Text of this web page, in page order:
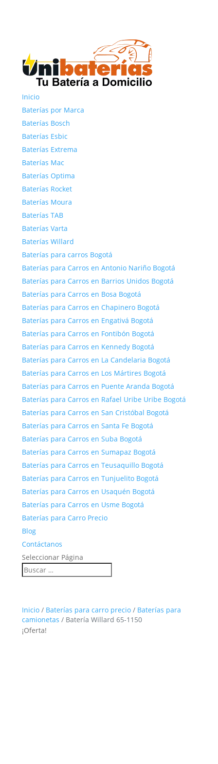
Inicio
Baterías por Marca
Baterías Bosch
Baterías Esbic
Baterías Extrema
Baterías Mac
Baterías Optima
Baterías Rocket
Baterías Moura
Baterías TAB
Baterías Varta
Baterías Willard
Baterías para carros Bogotá
Baterías para Carros en Antonio Nariño Bogotá
Baterías para Carros en Barrios Unidos Bogotá
Baterías para Carros en Bosa Bogotá
Baterías para Carros en Chapinero Bogotá
Baterías para Carros en Engativá Bogotá
Baterías para Carros en Fontibón Bogotá
Baterías para Carros en Kennedy Bogotá
Baterías para Carros en La Candelaria Bogotá
Baterías para Carros en Los Mártires Bogotá
Baterías para Carros en Puente Aranda Bogotá
Baterías para Carros en Rafael Uribe Uribe Bogotá
Baterías para Carros en San Cristóbal Bogotá
Baterías para Carros en Santa Fe Bogotá
Baterías para Carros en Suba Bogotá
Baterías para Carros en Sumapaz Bogotá
Baterías para Carros en Teusaquillo Bogotá
Baterías para Carros en Tunjuelito Bogotá
Baterías para Carros en Usaquén Bogotá
Baterías para Carros en Usme Bogotá
Baterías para Carro Precio
Blog
Contáctanos
Seleccionar Página
Inicio/ Baterías para carro precio/ Baterías para
camionetas / Batería Willard 65-1150
¡Oferta!